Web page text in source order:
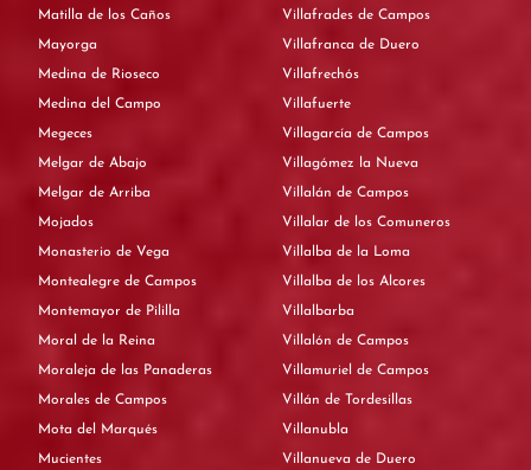
Matilla de los Caños
Mayorga
Medina de Rioseco
Medina del Campo
Megeces
Melgar de Abajo
Melgar de Arriba
Mojados
Monasterio de Vega
Montealegre de Campos
Montemayor de Pililla
Moral de la Reina
Moraleja de las Panaderas
Morales de Campos
Mota del Marqués
Mucientes
Villafrades de Campos
Villafranca de Duero
Villafrechós
Villafuerte
Villagarcía de Campos
Villagómez la Nueva
Villalán de Campos
Villalar de los Comuneros
Villalba de la Loma
Villalba de los Alcores
Villalbarba
Villalón de Campos
Villamuriel de Campos
Villán de Tordesillas
Villanubla
Villanueva de Duero